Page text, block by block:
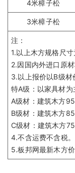
4米樟子松
3米樟子松
注：
1.以上木方规格尺寸
2.因国内外进口原
3.以上报价以B级材
特A级：以家具材
A级材：建筑木方
B级材：建筑木方
C级材：建筑木方
4.不含运费不含税。
5.板邦网最新木方